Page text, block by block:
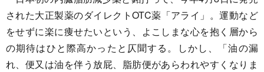
された大正製薬のダイレクトOTC薬「アライ」。運動など
をせずに楽に痩せたいという、よこしまな心を抱く層から
の期待はひと際高かったと仄聞する。しかし、「油の漏
れ、便又は油を伴う放屁、脂肪便があらわれやすくなりま